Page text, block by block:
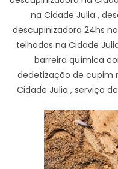
na Cidade Julia ,
descupinizadora 24hs
telhados na Cidade
barreira química
dedetização de cupim
Cidade Julia , serviço